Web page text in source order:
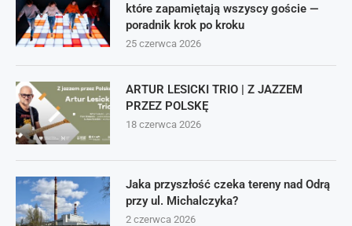
które zapamiętają wszyscy goście —
poradnik krok po kroku
25 czerwca 2026
ARTUR LESICKI TRIO | Z JAZZEM
PRZEZ POLSKĘ
18 czerwca 2026
Jaka przyszłość czeka tereny nad Odrą
przy ul. Michalczyka?
2 czerwca 2026